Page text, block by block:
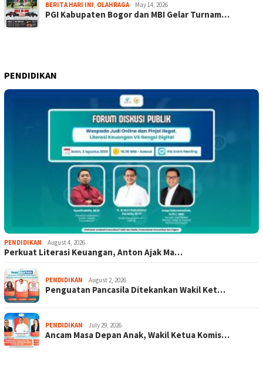
BERITA HARI INI, OLAHRAGA May 14, 2026
PGI Kabupaten Bogor dan MBI Gelar Turnam…
PENDIDIKAN
PENDIDIKAN August 4, 2026
Perkuat Literasi Keuangan, Anton Ajak Ma…
PENDIDIKAN August 2, 2026
Penguatan Pancasila Ditekankan Wakil Ket…
PENDIDIKAN July 29, 2026
Ancam Masa Depan Anak, Wakil Ketua Komis…